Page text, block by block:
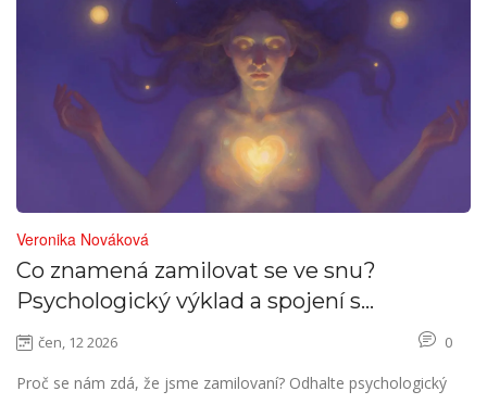
Veronika Nováková
Co znamená zamilovat se ve snu?
Psychologický výklad a spojení s
úsměvem
čen, 12 2026 0
Proč se nám zdá, že jsme zamilovaní? Odhalte psychologický